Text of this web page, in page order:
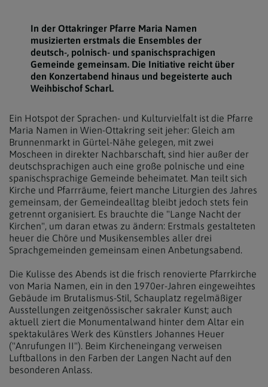
In der Ottakringer Pfarre Maria Namen
musizierten erstmals die Ensembles der
deutsch-, polnisch- und spanischsprachigen
Gemeinde gemeinsam. Die Initiative reicht über
den Konzertabend hinaus und begeisterte auch
Weihbischof Scharl.
Ein Hotspot der Sprachen- und Kulturvielfalt ist die Pfarre
Maria Namen in Wien-Ottakring seit jeher: Gleich am
Brunnenmarkt in Gürtel-Nähe gelegen, mit zwei
Moscheen in direkter Nachbarschaft, sind hier außer der
deutschsprachigen auch eine große polnische und eine
spanischsprachige Gemeinde beheimatet. Man teilt sich
Kirche und Pfarrräume, feiert manche Liturgien des Jahres
gemeinsam, der Gemeindealltag bleibt jedoch stets fein
getrennt organisiert. Es brauchte die "Lange Nacht der
Kirchen", um daran etwas zu ändern: Erstmals gestalteten
heuer die Chöre und Musikensembles aller drei
Sprachgemeinden gemeinsam einen Anbetungsabend.
Die Kulisse des Abends ist die frisch renovierte Pfarrkirche
von Maria Namen, ein in den 1970er-Jahren eingeweihtes
Gebäude im Brutalismus-Stil, Schauplatz regelmäßiger
Ausstellungen zeitgenössischer sakraler Kunst; auch
aktuell ziert die Monumentalwand hinter dem Altar ein
spektakuläres Werk des Künstlers Johannes Heuer
("Anrufungen II"). Beim Kircheneingang verweisen
Luftballons in den Farben der Langen Nacht auf den
besonderen Anlass.